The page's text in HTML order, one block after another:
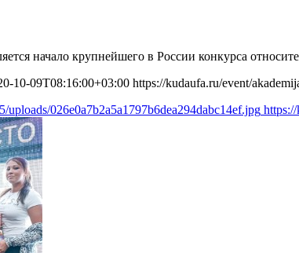
начало крупнейшего в России конкурса
10-09T08:16:00+03:00 https://kudaufa.ru/event/
uploads/026e0a7b2a5a1797b6dea294dabc14ef.jpg